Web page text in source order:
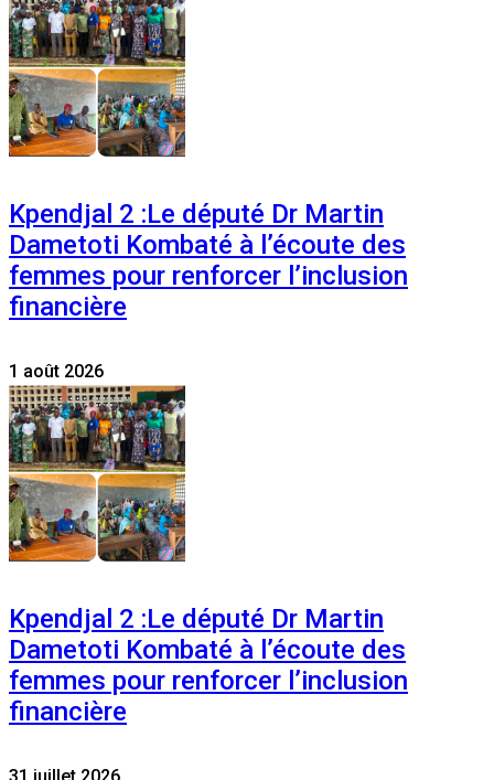
Kpendjal 2 :Le député Dr Martin
Dametoti Kombaté à l’écoute des
femmes pour renforcer l’inclusion
financière
1 août 2026
Kpendjal 2 :Le député Dr Martin
Dametoti Kombaté à l’écoute des
femmes pour renforcer l’inclusion
financière
31 juillet 2026